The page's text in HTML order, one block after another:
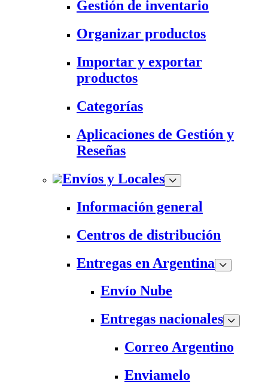
Gestión de inventario
Organizar productos
Importar y exportar
productos
Categorías
Aplicaciones de Gestión y
Reseñas
Envíos y Locales
Información general
Centros de distribución
Entregas en Argentina
Envío Nube
Entregas nacionales
Correo Argentino
Enviamelo